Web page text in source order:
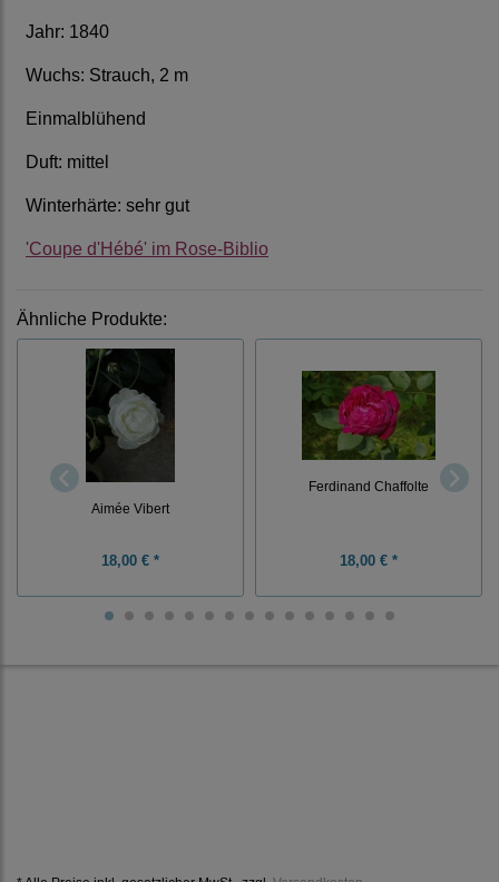
Jahr: 1840
Wuchs: Strauch, 2 m
Einmalblühend
Duft: mittel
Winterhärte: sehr gut
'Coupe d'Hébé' im Rose-Biblio
Ähnliche Produkte:
Aimée Vibert
18,00 € *
Ferdinand Chaffolte
18,00 € *